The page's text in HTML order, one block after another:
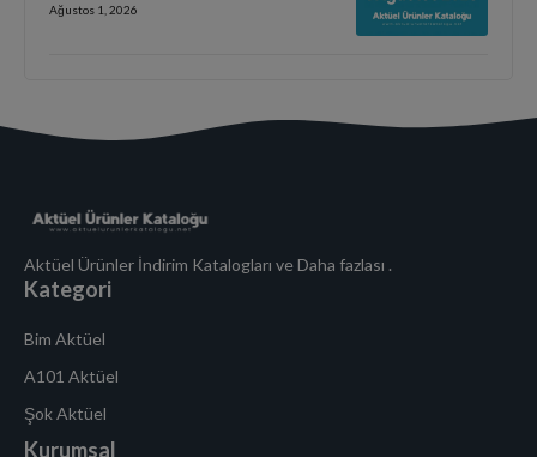
Ağustos 1, 2026
Aktüel Ürünler İndirim Katalogları ve Daha fazlası .
Kategori
Bim Aktüel
A101 Aktüel
Şok Aktüel
Kurumsal